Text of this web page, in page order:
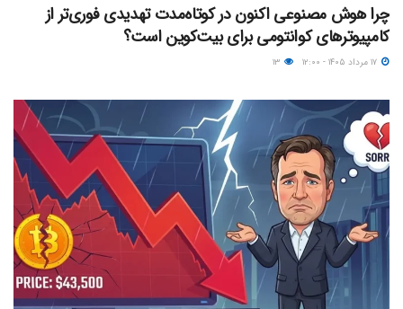
چرا هوش مصنوعی اکنون در کوتاه‌مدت تهدیدی فوری‌تر از
کامپیوترهای کوانتومی برای بیت‌کوین است؟